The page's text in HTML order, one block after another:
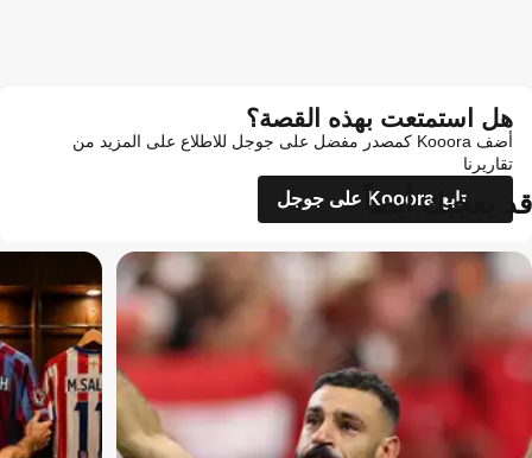
هل استمتعت بهذه القصة؟
أضف Kooora كمصدر مفضل على جوجل للاطلاع على المزيد من
تقاريرنا
تابع Kooora على جوجل
قد يعجبك أيضاً